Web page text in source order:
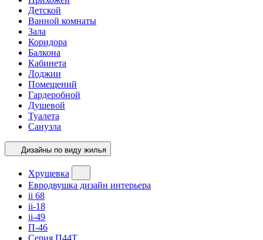
Детской
Ванной комнаты
Зала
Коридора
Балкона
Кабинета
Лоджии
Помещений
Гардеробной
Душевой
Туалета
Санузла
Дизайны по виду жилья
Хрущевка
Евродвушка дизайн интерьера
ii 68
ii-18
ii-49
П-46
Серия П44Т